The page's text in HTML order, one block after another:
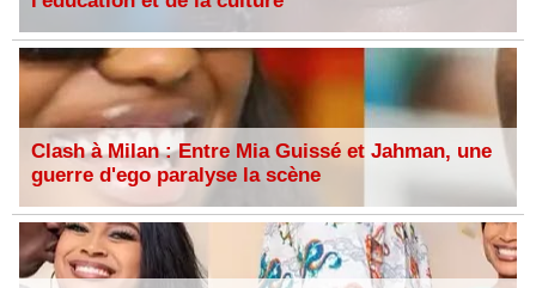
Clash à Milan : Entre Mia Guissé et Jahman, une
guerre d'ego paralyse la scène